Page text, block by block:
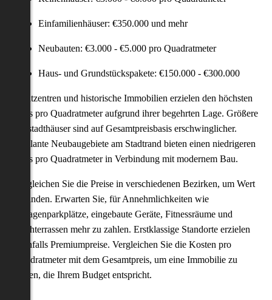
Einfamilienhäuser: €350.000 und mehr
Neubauten: €3.000 - €5.000 pro Quadratmeter
Haus- und Grundstückspakete: €150.000 - €300.000
Stadtzentren und historische Immobilien erzielen den höchsten
Preis pro Quadratmeter aufgrund ihrer begehrten Lage. Größere
Vorstadthäuser sind auf Gesamtpreisbasis erschwinglicher.
Geplante Neubaugebiete am Stadtrand bieten einen niedrigeren
Preis pro Quadratmeter in Verbindung mit modernem Bau.
Vergleichen Sie die Preise in verschiedenen Bezirken, um Wert
zu finden. Erwarten Sie, für Annehmlichkeiten wie
Garagenparkplätze, eingebaute Geräte, Fitnessräume und
Dachterrassen mehr zu zahlen. Erstklassige Standorte erzielen
ebenfalls Premiumpreise. Vergleichen Sie die Kosten pro
Quadratmeter mit dem Gesamtpreis, um eine Immobilie zu
finden, die Ihrem Budget entspricht.